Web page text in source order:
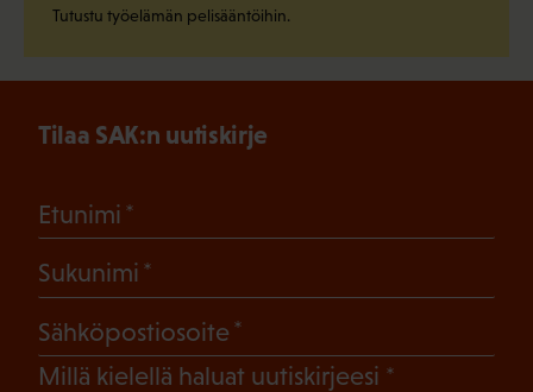
Tutustu työelämän pelisääntöihin.
Tilaa SAK:n uutiskirje
Etunimi
Sukunimi
Sähköpostiosoite
Millä kielellä haluat uutiskirjeesi (Pakollinen)